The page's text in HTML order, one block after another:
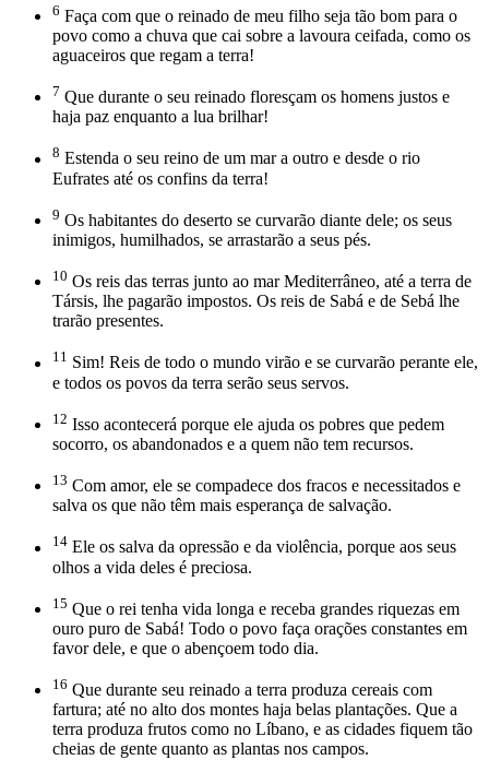
6 Faça com que o reinado de meu filho seja tão bom para o
povo como a chuva que cai sobre a lavoura ceifada, como os
aguaceiros que regam a terra!
7 Que durante o seu reinado floresçam os homens justos e
haja paz enquanto a lua brilhar!
8 Estenda o seu reino de um mar a outro e desde o rio
Eufrates até os confins da terra!
9 Os habitantes do deserto se curvarão diante dele; os seus
inimigos, humilhados, se arrastarão a seus pés.
10 Os reis das terras junto ao mar Mediterrâneo, até a terra de
Társis, lhe pagarão impostos. Os reis de Sabá e de Sebá lhe
trarão presentes.
11 Sim! Reis de todo o mundo virão e se curvarão perante ele,
e todos os povos da terra serão seus servos.
12 Isso acontecerá porque ele ajuda os pobres que pedem
socorro, os abandonados e a quem não tem recursos.
13 Com amor, ele se compadece dos fracos e necessitados e
salva os que não têm mais esperança de salvação.
14 Ele os salva da opressão e da violência, porque aos seus
olhos a vida deles é preciosa.
15 Que o rei tenha vida longa e receba grandes riquezas em
ouro puro de Sabá! Todo o povo faça orações constantes em
favor dele, e que o abençoem todo dia.
16 Que durante seu reinado a terra produza cereais com
fartura; até no alto dos montes haja belas plantações. Que a
terra produza frutos como no Líbano, e as cidades fiquem tão
cheias de gente quanto as plantas nos campos.